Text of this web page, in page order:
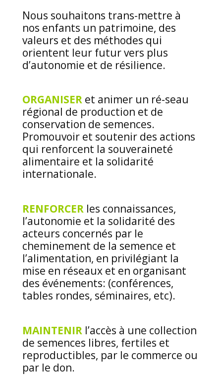
Nous souhaitons trans-mettre à
nos enfants un patrimoine, des
valeurs et des méthodes qui
orientent leur futur vers plus
d’autonomie et de résilience.
ORGANISERet animer un ré-seau
régional de production et de
conservation de semences.
Promouvoir et soutenir des actions
qui renforcent la souveraineté
alimentaire et la solidarité
internationale.
RENFORCER les connaissances,
l’autonomie et la solidarité des
acteurs concernés par le
cheminement de la semence et
l’alimentation, en privilégiant la
mise en réseaux et en organisant
des événements: (conférences,
tables rondes, séminaires, etc).
MAINTENIRl’accès à une collection
de semences libres, fertiles et
reproductibles, par le commerce ou
par le don.